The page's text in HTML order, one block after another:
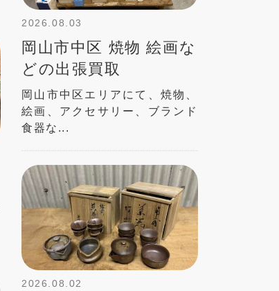
2026.08.03
岡山市中区 焼物 絵画な
どの出張買取
岡山市中区エリアにて、焼物、
絵画、アクセサリー、ブランド
食器な...
2026.08.02